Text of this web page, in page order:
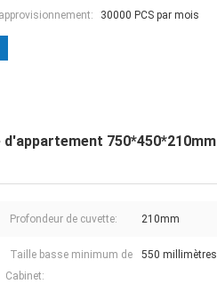
30000 PCS par mois
750*450*210mm
Profondeur de cuvette: 210mm
Taille basse minimum de
Cabinet:
550 millimètres